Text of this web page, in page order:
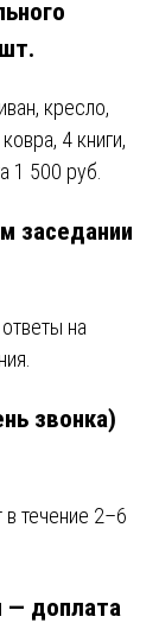
кресло,
4 книги,
1 500 руб.
заседании
на
звонка)
течение 2–6
доплата